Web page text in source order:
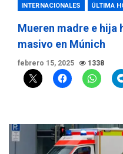
INTERNACIONALES ÚLTIMA
Mueren madre e hija
masivo en Múnich
febrero 15, 2025 1338